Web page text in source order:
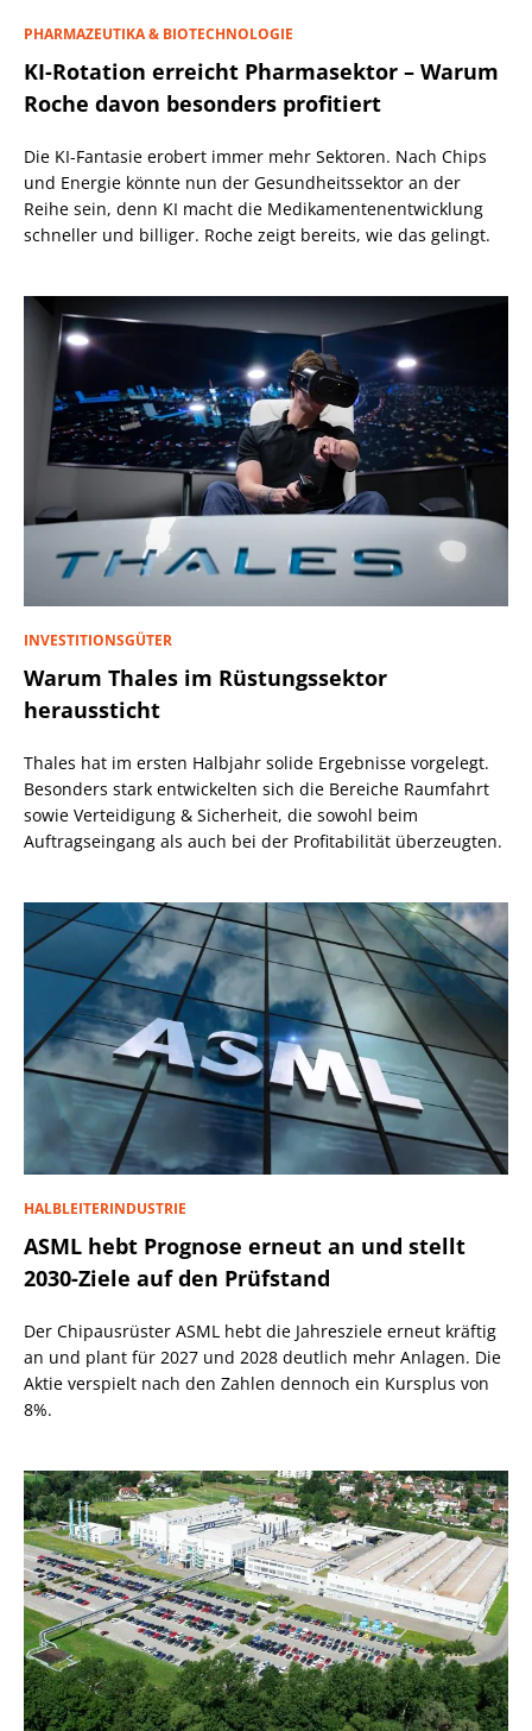
PHARMAZEUTIKA & BIOTECHNOLOGIE
KI-Rotation erreicht Pharmasektor – Warum
Roche davon besonders profitiert
Die KI-Fantasie erobert immer mehr Sektoren. Nach Chips
und Energie könnte nun der Gesundheitssektor an der
Reihe sein, denn KI macht die Medikamentenentwicklung
schneller und billiger. Roche zeigt bereits, wie das gelingt.
INVESTITIONSGÜTER
Warum Thales im Rüstungssektor
heraussticht
Thales hat im ersten Halbjahr solide Ergebnisse vorgelegt.
Besonders stark entwickelten sich die Bereiche Raumfahrt
sowie Verteidigung & Sicherheit, die sowohl beim
Auftragseingang als auch bei der Profitabilität überzeugten.
HALBLEITERINDUSTRIE
ASML hebt Prognose erneut an und stellt
2030-Ziele auf den Prüfstand
Der Chipausrüster ASML hebt die Jahresziele erneut kräftig
an und plant für 2027 und 2028 deutlich mehr Anlagen. Die
Aktie verspielt nach den Zahlen dennoch ein Kursplus von
8%.